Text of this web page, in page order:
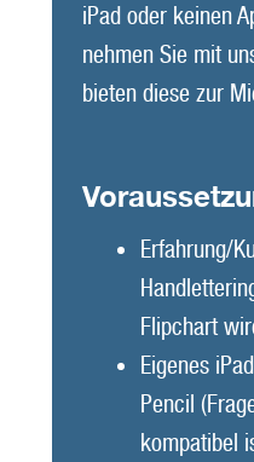
iPad oder keinen
nehmen Sie mit
bieten diese zur
Erfahrung/
Flipchart
Eigenes
Pencil
kompatibel